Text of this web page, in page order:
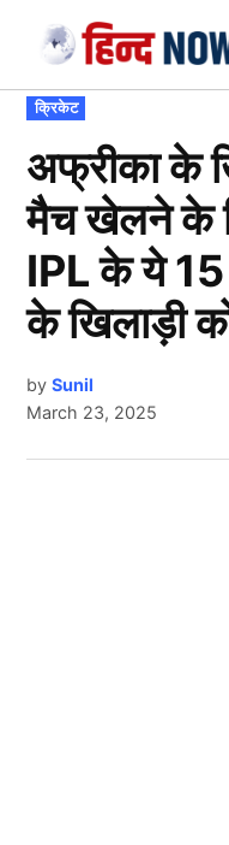
content
POSTED
IN
क्रिकेट
अफ्रीका के
मैच खेलने के
IPL के ये 15
के खिलाड़ी
by Sunil
March 23, 2025